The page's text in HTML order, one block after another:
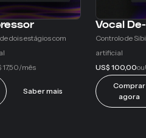
dois estágios com
17,50/mês
Saber mais
Vocal
Controlo de
artificial
US$ 100,00ou
Comprar
agora